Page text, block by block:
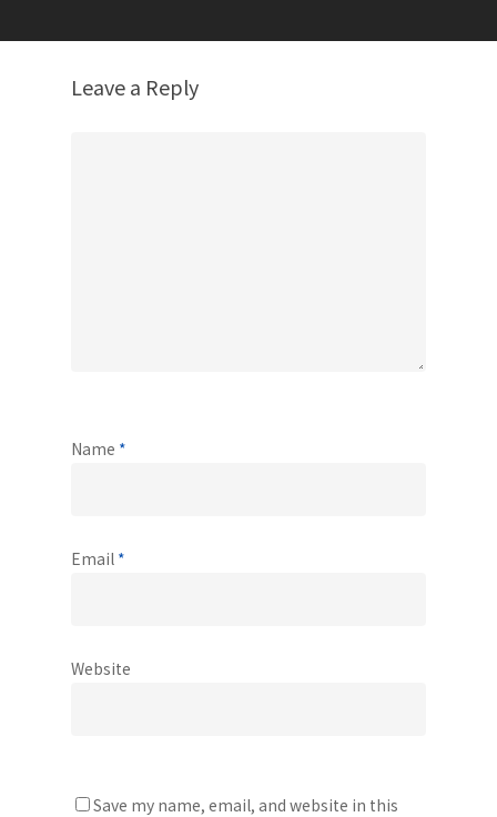
Leave a Reply
Name *
Email *
Website
Save my name, email, and website in this